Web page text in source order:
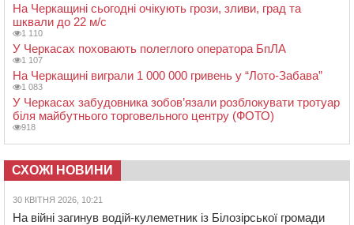
На Черкащині сьогодні очікують грози, зливи, град та
шквали до 22 м/с
1 110
У Черкасах поховають полеглого оператора БпЛА
1 107
На Черкащині виграли 1 000 000 гривень у “Лото-Забава”
1 083
У Черкасах забудовника зобов’язали розблокувати тротуар
біля майбутнього торговельного центру (ФОТО)
918
СХОЖІ НОВИНИ
30 КВІТНЯ 2026, 10:21
На війні загинув водій-кулеметник із Білозірської громади